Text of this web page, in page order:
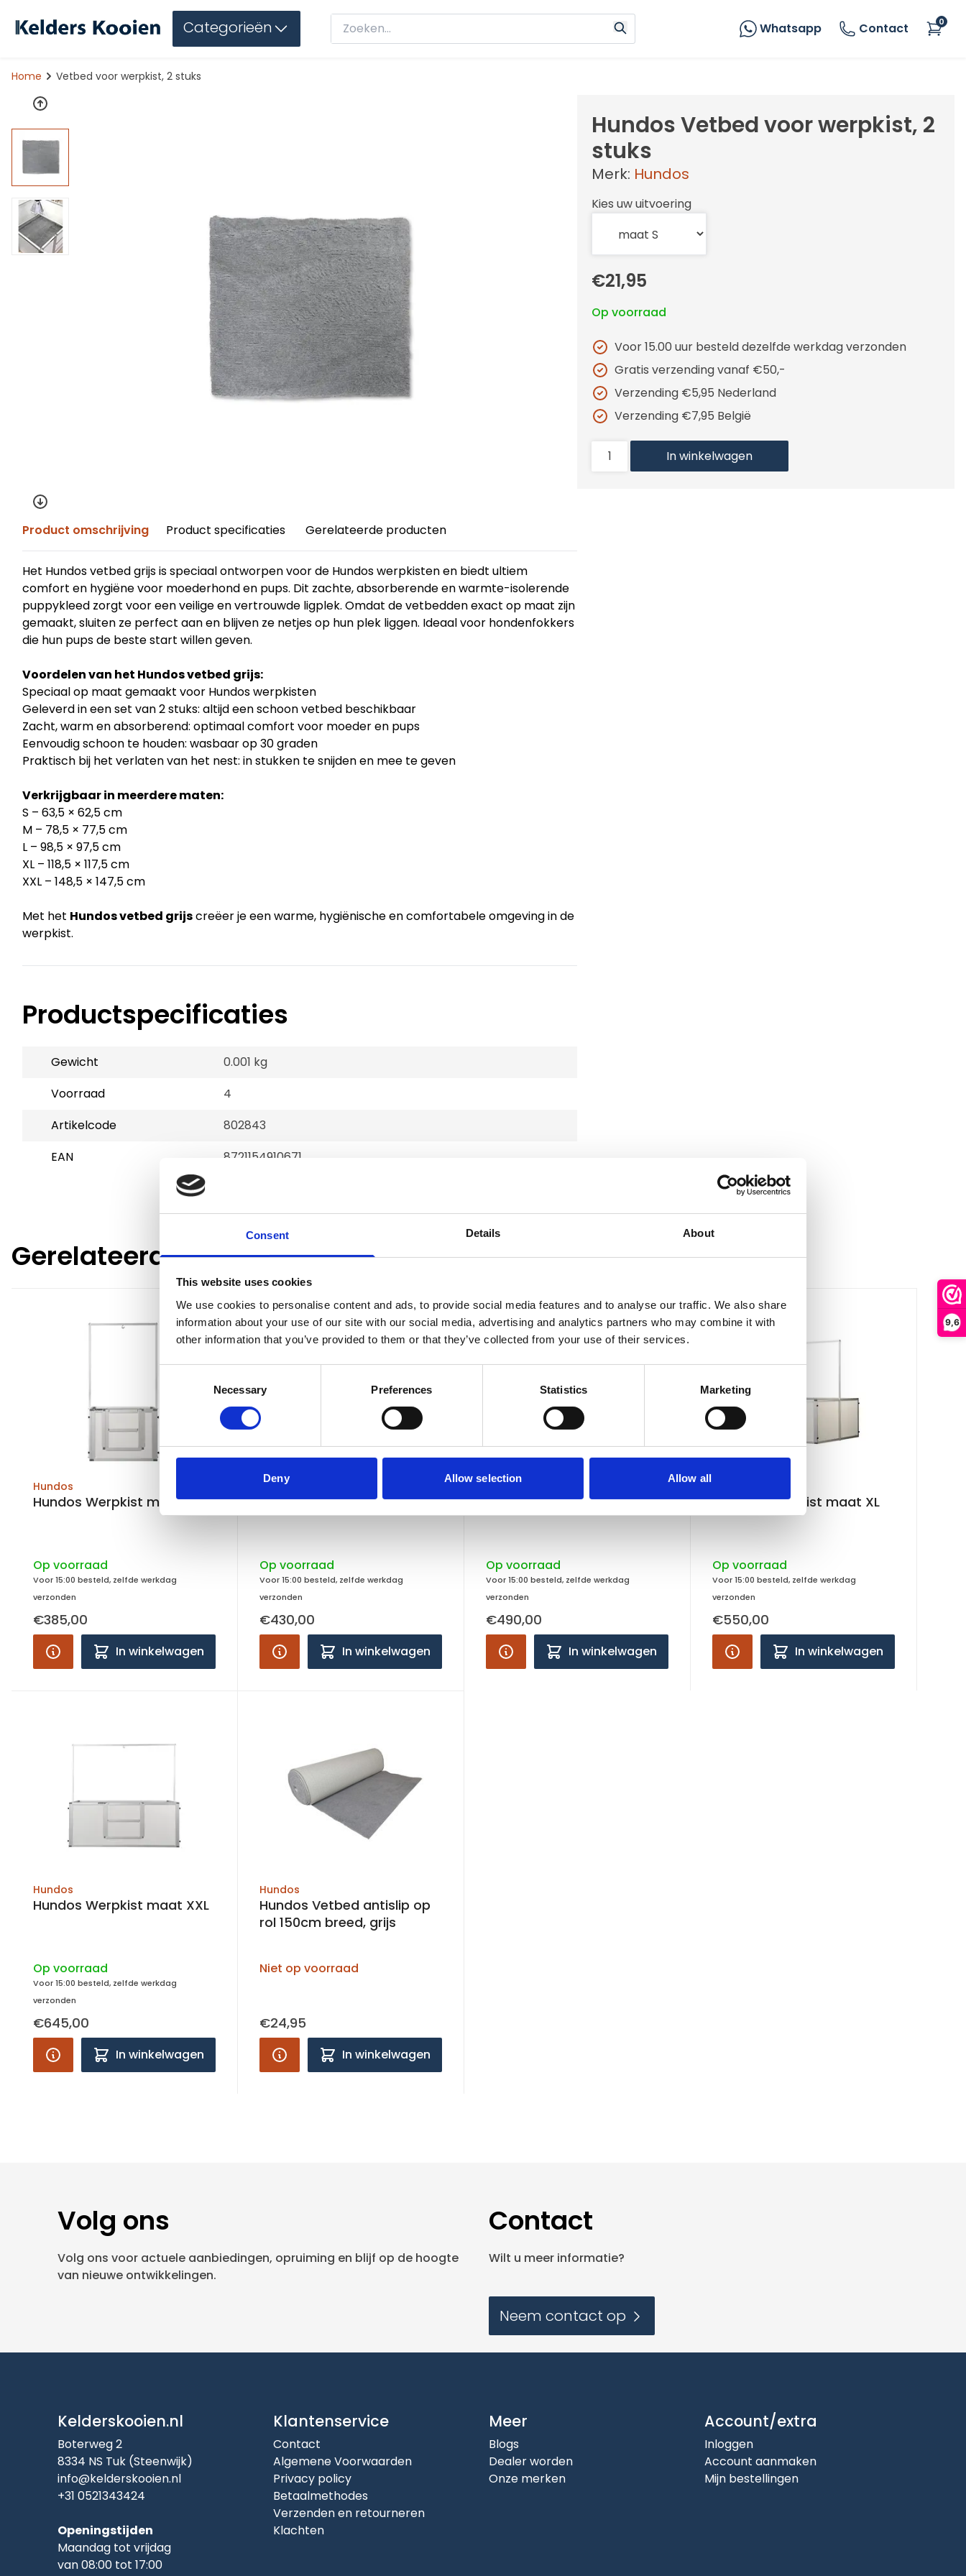
Consent Details About
This website uses cookies
We use cookies to personalise content and ads, to provide social media features and to analyse our traffic. We also share
information about your use of our site with our social media, advertising and analytics partners who may combine it with
other information that you’ve provided to them or that they’ve collected from your use of their services.
Necessary Preferences Statistics Marketing
Deny Allow selection Allow all
9,6
Categorieën Whatsapp Contact 0
Home Vetbed voor werpkist, 2 stuks
Product omschrijving Product specificaties Gerelateerde producten
Het Hundos vetbed grijs is speciaal ontworpen voor de Hundos werpkisten en biedt ultiem
comfort en hygiëne voor moederhond en pups. Dit zachte, absorberende en warmte-isolerende
puppykleed zorgt voor een veilige en vertrouwde ligplek. Omdat de vetbedden exact op maat zijn
gemaakt, sluiten ze perfect aan en blijven ze netjes op hun plek liggen. Ideaal voor hondenfokkers
die hun pups de beste start willen geven.
Voordelen van het Hundos vetbed grijs:
Speciaal op maat gemaakt voor Hundos werpkisten
Geleverd in een set van 2 stuks: altijd een schoon vetbed beschikbaar
Zacht, warm en absorberend: optimaal comfort voor moeder en pups
Eenvoudig schoon te houden: wasbaar op 30 graden
Praktisch bij het verlaten van het nest: in stukken te snijden en mee te geven
Verkrijgbaar in meerdere maten:
S – 63,5 × 62,5 cm
M – 78,5 × 77,5 cm
L – 98,5 × 97,5 cm
XL – 118,5 × 117,5 cm
XXL – 148,5 × 147,5 cm
Met het Hundos vetbed grijscreëer je een warme, hygiënische en comfortabele omgeving in de
werpkist.
Productspecificaties
Gewicht
0.001 kg
Voorraad
4
Artikelcode
802843
EAN
8721154910671
Hundos Vetbed voor werpkist, 2
stuks
Merk: Hundos
Kies uw uitvoering
€21,95
Op voorraad
Voor 15.00 uur besteld dezelfde werkdag verzonden
Gratis verzending vanaf €50,-
Verzending €5,95 Nederland
Verzending €7,95 België
In winkelwagen
Gerelateerde producten
Hundos
Hundos Werpkist maat S
Op voorraad
Voor 15:00 besteld, zelfde werkdag
verzonden
€385,00
In winkelwagen
Hundos
Hundos Werpkist maat M
Op voorraad
Voor 15:00 besteld, zelfde werkdag
verzonden
€430,00
In winkelwagen
Hundos
Hundos Werpkist maat L
Op voorraad
Voor 15:00 besteld, zelfde werkdag
verzonden
€490,00
In winkelwagen
Hundos Werpkist maat XL
Op voorraad
Voor 15:00 besteld, zelfde werkdag
verzonden
€550,00
In winkelwagen
Hundos
Hundos Werpkist maat XXL
Op voorraad
Voor 15:00 besteld, zelfde werkdag
verzonden
€645,00
In winkelwagen
Hundos
Hundos Vetbed antislip op
rol 150cm breed, grijs
Niet op voorraad
€24,95
In winkelwagen
Volg ons
Volg ons voor actuele aanbiedingen, opruiming en blijf op de hoogte
van nieuwe ontwikkelingen.
Contact
Wilt u meer informatie?
Neem contact op
Kelderskooien.nl
Boterweg 2
8334 NS Tuk (Steenwijk)
info@kelderskooien.nl
+31 0521343424
Openingstijden
Maandag tot vrijdag
van 08:00 tot 17:00
Klantenservice
Contact
Algemene Voorwaarden
Privacy policy
Betaalmethodes
Verzenden en retourneren
Klachten
Meer
Blogs
Dealer worden
Onze merken
Account/extra
Inloggen
Account aanmaken
Mijn bestellingen